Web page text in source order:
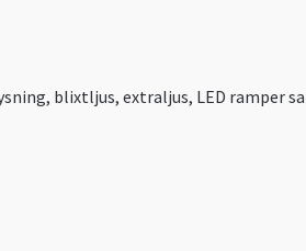
blixtljus, extraljus, LED ramper